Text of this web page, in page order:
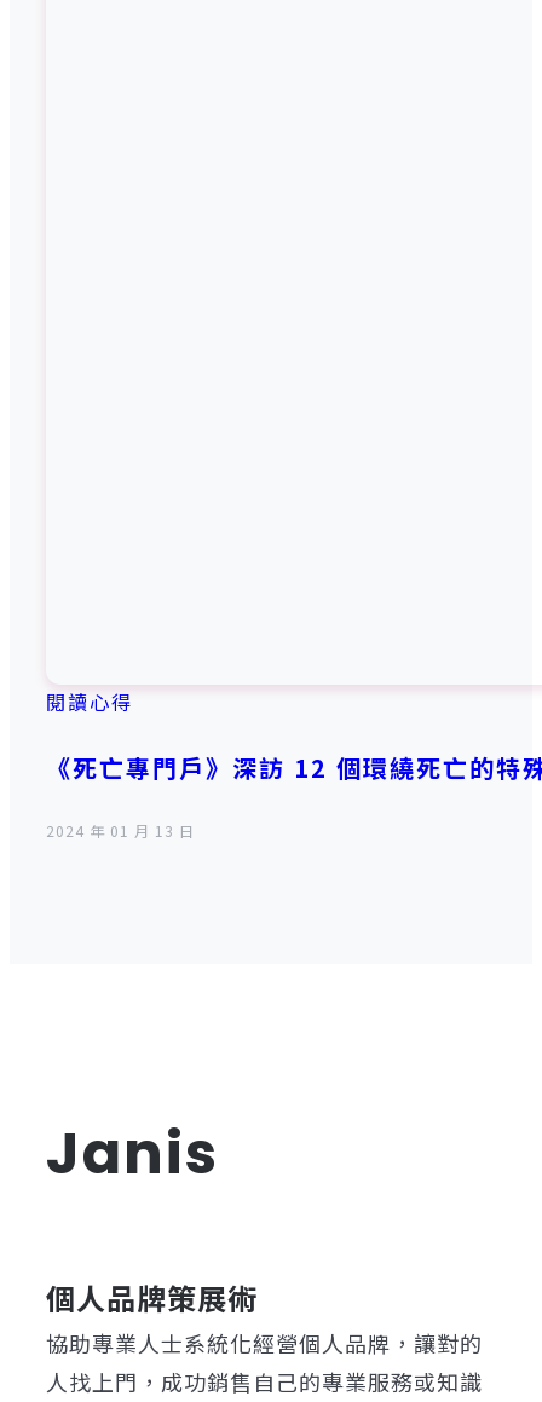
閱讀心得
《死亡專門戶》深訪 12 個環繞死亡的特
2024 年 01 月 13 日
Janis
個人品牌策展術
協助專業人士系統化經營個人品牌，讓對的
人找上門，成功銷售自己的專業服務或知識